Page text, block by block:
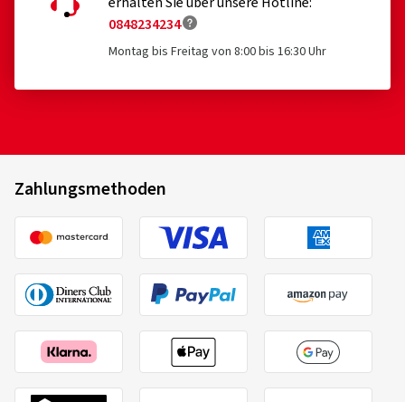
0848234234
Montag bis Freitag von 8:00 bis 16:30 Uhr
Zahlungsmethoden